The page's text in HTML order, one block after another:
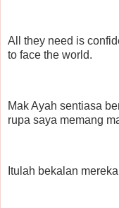
All they need is
to face the world.
Mak Ayah sentiasa
rupa saya memang
Itulah bekalan